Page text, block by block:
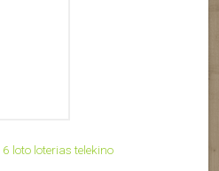
loto loterias telekino